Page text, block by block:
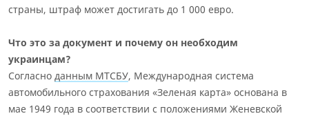
страны, штраф может достигать до 1 000 евро.
Что это за документ и почему он необходим
украинцам?
Согласно данным МТСБУ, Международная система
автомобильного страхования «Зеленая карта» основана в
мае 1949 года в соответствии с положениями Женевской